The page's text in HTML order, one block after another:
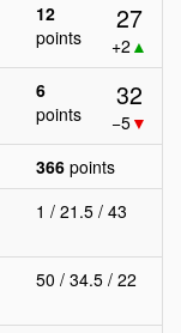
12
points
27
+2 ▲
6
points
32
−5▼
366 points
1 / 21.5 / 43
50 / 34.5 / 22